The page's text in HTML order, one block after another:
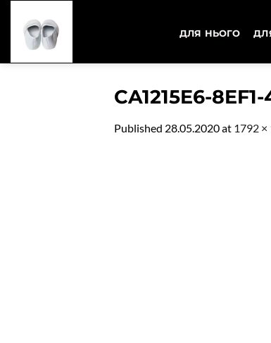
content
ДЛЯ НЬОГО
CA1215E6-
Published 28.05.2020at 1792 ×